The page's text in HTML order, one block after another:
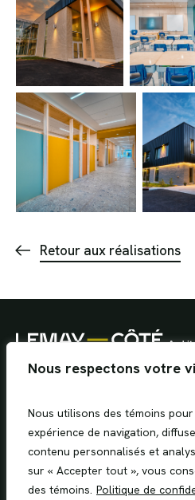
Nous respectons votre
Nous utilisons des témoins
expérience de navigation,
contenu personnalisés et
sur « Accepter tout », vous
des témoins. Politique de
Retour aux réalisations
Facebook Instagram